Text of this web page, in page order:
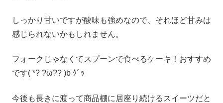
しっかり甘いですが酸味も強めなので、それほど甘みは
感じられないかもしれません。
フォークじゃなくてスプーンで食べるケーキ！おすすめ
です( *? ?ω?? )b ｸﾞｯ
今後も長きに渡って商品棚に居座り続けるスイーツだと